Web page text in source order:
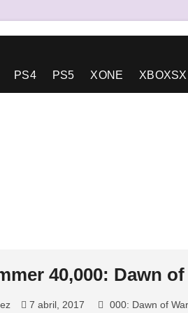
Pixel
PS4 PS5 XONE XBOXSX
40,000: Dawn
7 abril, 2017 000: Dawn of